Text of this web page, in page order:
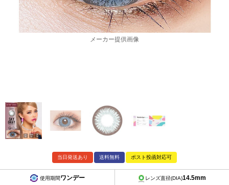
メーカー提供画像
当日発送あり 送料無料 ポスト投函対応可
使用期間ワンデー レンズ直径(DIA)14.5mm